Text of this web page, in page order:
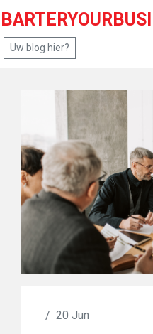
Uw blog hier?
/ 20 Jun